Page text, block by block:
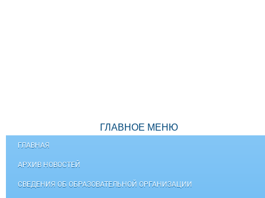
ГЛАВНОЕ МЕНЮ
ГЛАВНАЯ
АРХИВ НОВОСТЕЙ
СВЕДЕНИЯ ОБ ОБРАЗОВАТЕЛЬНОЙ ОРГАНИЗАЦИИ